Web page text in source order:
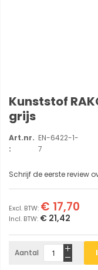
Kunststof
grijs
Art.nr.
:
EN-6422-1-
7
Schrijf de eerste review
€ 21,42
€ 17,70
Aantal